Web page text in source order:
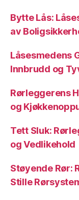
Bytte Lås:
av
Låsesmedens
Innbrudd og
Rørleggerens
og
Tett Sluk:
og Vedlikehold
Støyende Rør:
Stille